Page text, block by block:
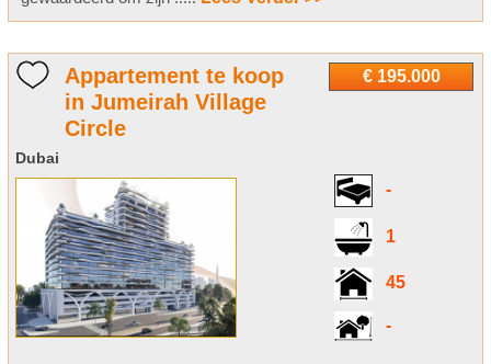
€ 195.000
Appartement te koop
in Jumeirah Village
Circle
Dubai
-
1
45
-